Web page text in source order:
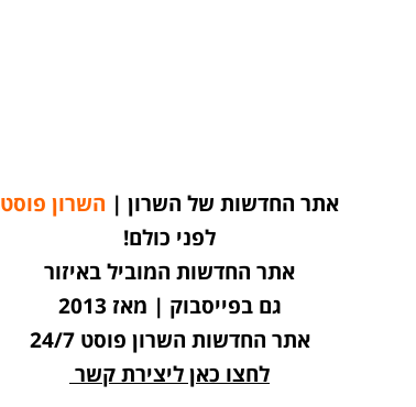
אתר החדשות של השרון | השרון פוסט
לפני כולם!
אתר החדשות המוביל באיזור
גם בפייסבוק | מאז 2013
אתר החדשות השרון פוסט 24/7
לחצו כאן ליצירת קשר